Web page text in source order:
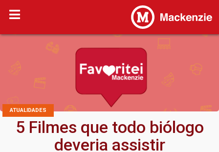
ATUALIDADES
5 Filmes que todo biólogo
deveria assistir